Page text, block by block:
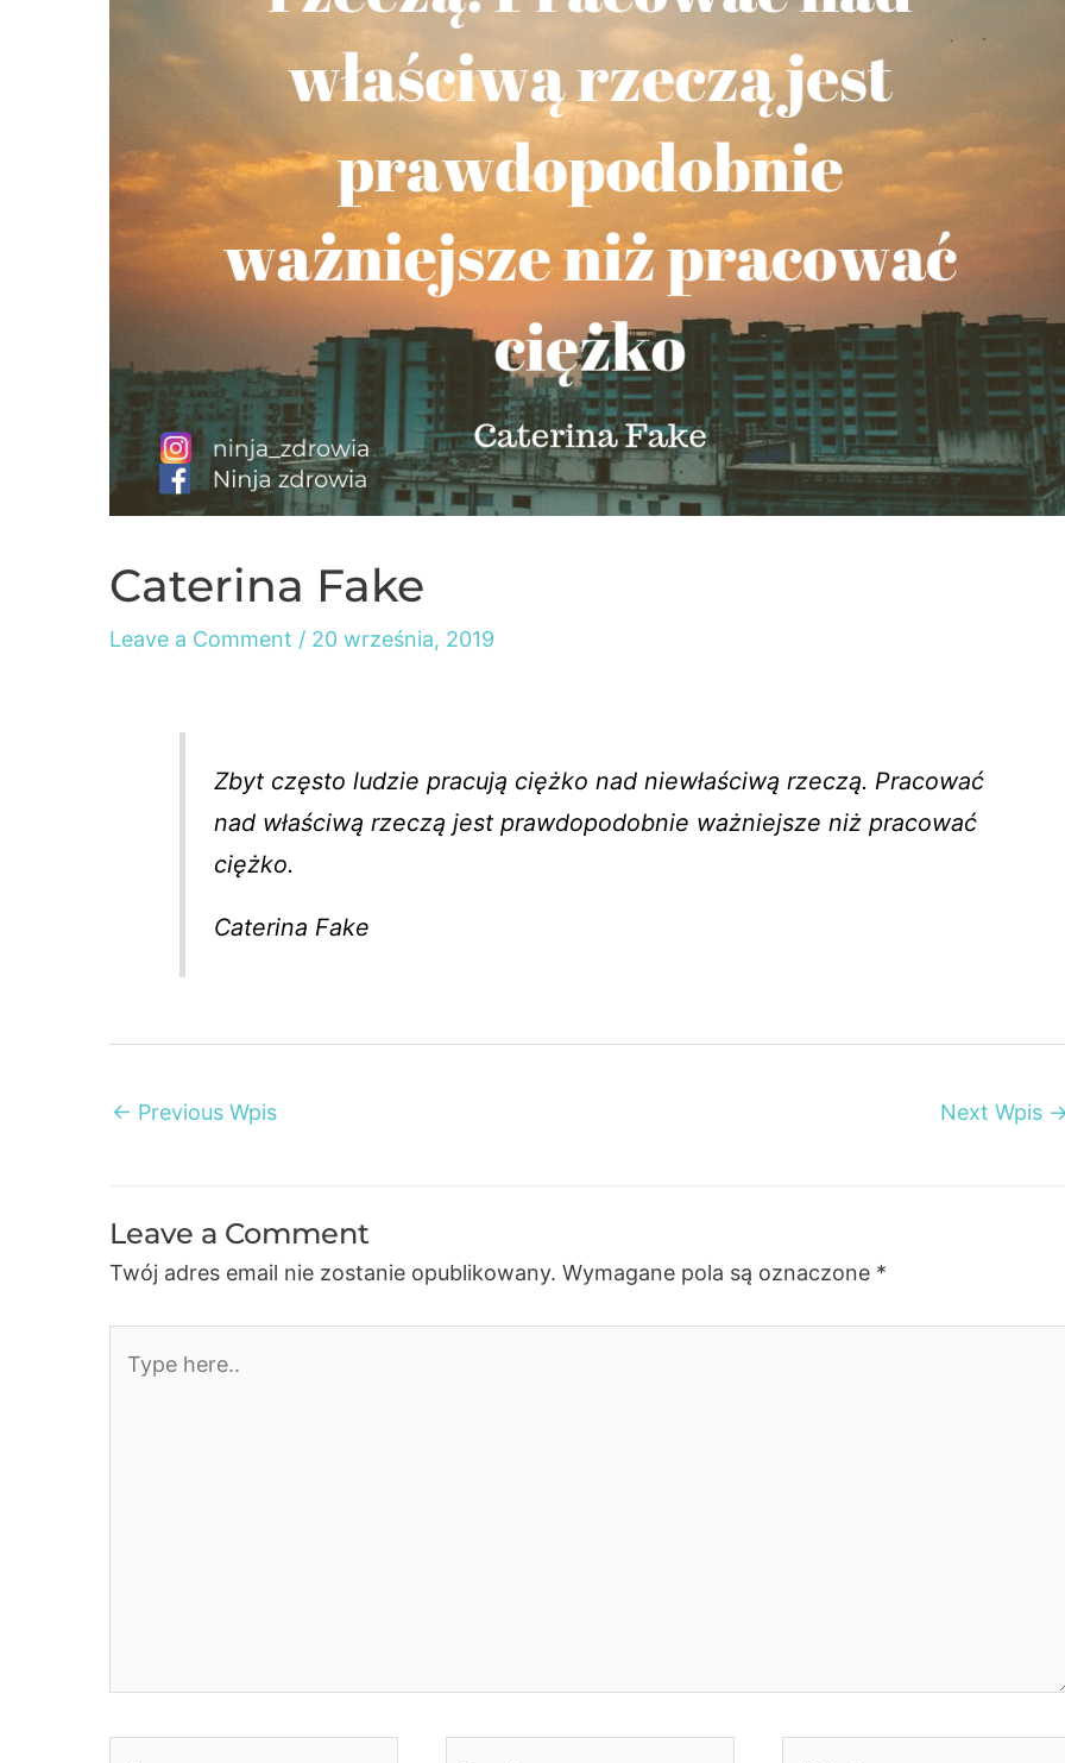
Caterina Fake
Leave a Comment / 20 września, 2019
Zbyt często ludzie pracują ciężko nad niewłaściwą rzeczą. Pracować
nad właściwą rzeczą jest prawdopodobnie ważniejsze niż pracować
ciężko.
Caterina Fake
Post
← Previous Wpis Next Wpis
Leave a Comment
Twój adres email nie zostanie opublikowany. Wymagane pola są oznaczone *